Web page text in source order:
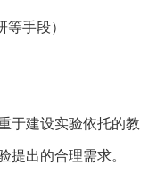
手段）
于建设实验依托的教
提出的合理需求。